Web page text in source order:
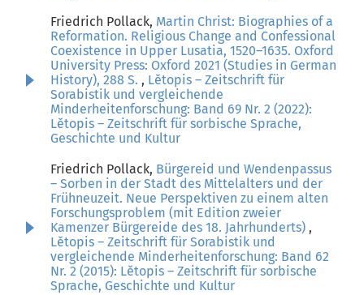
Friedrich Pollack, Martin Christ: Biographies of a
Reformation. Religious Change and Confessional
Coexistence in Upper Lusatia, 1520–1635. Oxford
University Press: Oxford 2021 (Studies in German
History), 288 S. , Lětopis – Zeitschrift für
Sorabistik und vergleichende
Minderheitenforschung: Band 69 Nr. 2 (2022):
Lětopis – Zeitschrift für sorbische Sprache,
Geschichte und Kultur
Friedrich Pollack, Bürgereid und Wendenpassus
– Sorben in der Stadt des Mittelalters und der
Frühneuzeit. Neue Perspektiven zu einem alten
Forschungsproblem (mit Edition zweier
Kamenzer Bürgereide des 18. Jahrhunderts) ,
Lětopis – Zeitschrift für Sorabistik und
vergleichende Minderheitenforschung: Band 62
Nr. 2 (2015): Lětopis – Zeitschrift für sorbische
Sprache, Geschichte und Kultur